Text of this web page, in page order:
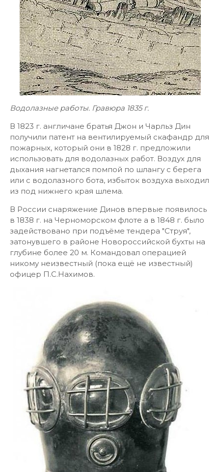
Водолазные работы. Гравюра 1835 г.
В 1823 г. англичане братья Джон и Чарльз Дин
получили патент на вентилируемый скафандр для
пожарных, который они в 1828 г. предложили
использовать для водолазных работ. Воздух для
дыхания нагнетался помпой по шлангу с берега
или с водолазного бота, избыток воздуха выходил
из под нижнего края шлема.
В России снаряжение Динов впервые появилось
в 1838 г. на Черноморском флоте а в 1848 г. было
задействовано при подъёме тендера "Струя",
затонувшего в районе Новороссийской бухты на
глубине более 20 м. Командовал операцией
никому неизвестный (пока ещё не известный)
офицер П.С.Нахимов.